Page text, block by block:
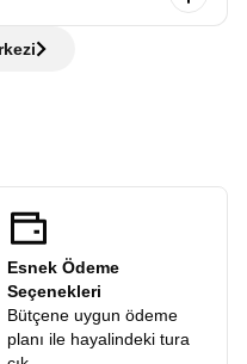
adımda yanınızda!
gezer, rehberimizden
“tüm ekstra turlar
sizden
Esnek Ödeme
Seçenekleri
Bütçene uygun ödeme
planı ile hayalindeki tura